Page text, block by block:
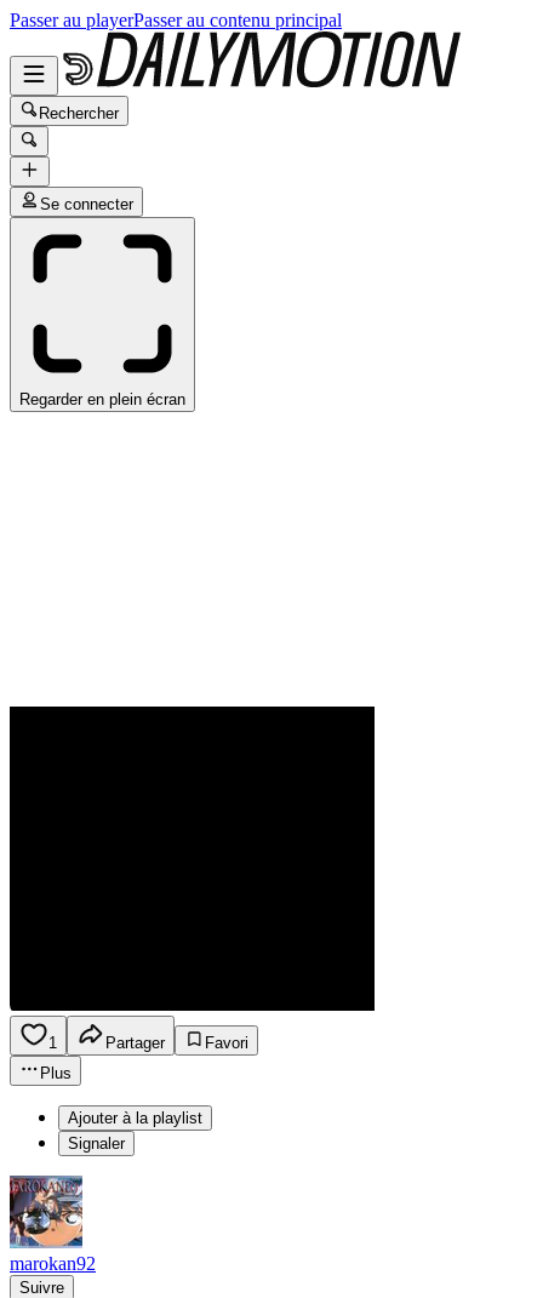
Passer au playerPasser au contenu principal
Rechercher
Se connecter
Regarder en plein écran
1 Partager
Favori
Plus
Ajouter à la playlist
Signaler
marokan92
Suivre